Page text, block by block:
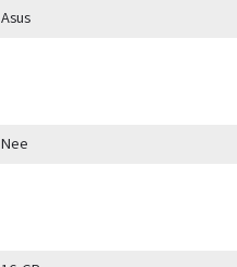
Asus
Nee